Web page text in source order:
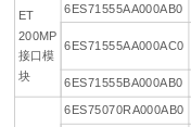
ET
200MP
接口模
块
6ES71555AA000AB0
6ES71555AA000AC0
6ES71555BA000AB0
6ES75070RA000AB0